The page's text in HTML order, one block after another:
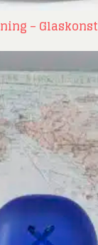
– Glaskonst